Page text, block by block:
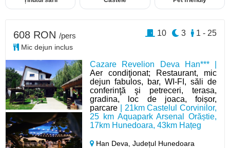
Cazare Revelion Deva Han*** |
Aer condiţionat; Restaurant, mic
dejun fabulos, bar, WI-FI, săli de
conferinţă şi petreceri, terasa,
gradina, loc de joaca, foișor,
parcare | 21km Castelul Corvinilor,
25 km Aquapark Arsenal Orăștie,
17km Hunedoara, 43km Hațeg
Han Deva,Județul Hunedoara
608 RON /pers
Mic dejun inclus
1 - 25
3
10